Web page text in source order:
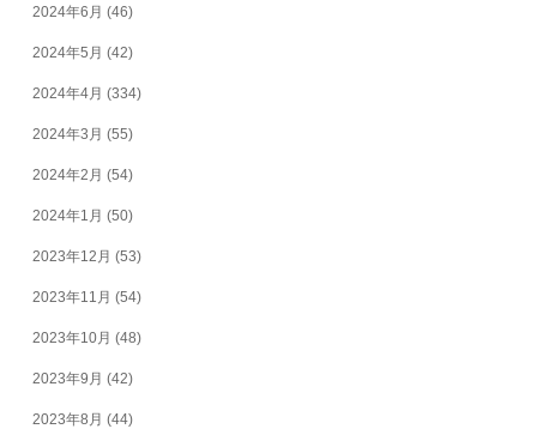
2024年6月 (46)
2024年5月 (42)
2024年4月 (334)
2024年3月 (55)
2024年2月 (54)
2024年1月 (50)
2023年12月 (53)
2023年11月 (54)
2023年10月 (48)
2023年9月 (42)
2023年8月 (44)